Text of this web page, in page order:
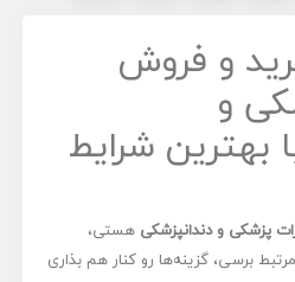
و فروش
و
بهترین شرایط
پزشکی و دندانپزشکی هستی،
برسی، گزینه‌ها رو کنار هم بذاری